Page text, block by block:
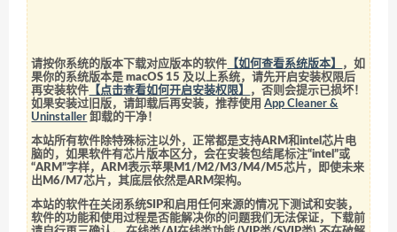
请按你系统的版本下载对应版本的软件 【如何查看系统版本】
，如
果你的系统版本是 macOS 15 及以上系统，请先开启安装权限后
再安装软件 【点击查看如何开启安装权限】
，否则会提示已损坏！
如果安装过旧版，请卸载后再安装，推荐使用App Cleaner &
Uninstaller 卸载的干净！
本站所有软件除特殊标注以外，正常都是支持ARM和intel芯片电
脑的，如果软件有芯片版本区分，会在安装包结尾标注“intel”或
“ARM”字样，ARM表示苹果M1/M2/M3/M4/M5芯片，即使未来
出M6/M7芯片，其底层依然是ARM架构。
本站的软件在关闭系统SIP和启用任何来源的情况下测试和安装，
软件的功能和使用过程是否能解决你的问题我们无法保证，下载前